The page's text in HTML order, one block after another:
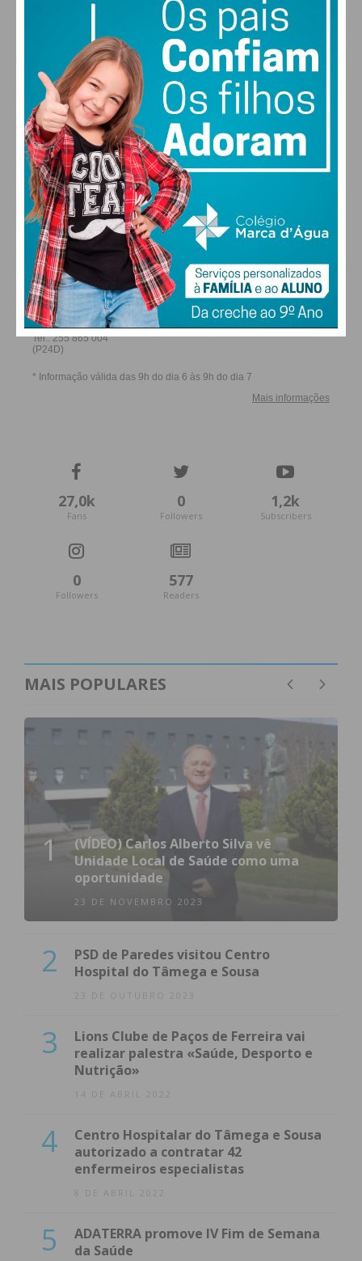
SEX SÁB
27°
DOM
29
SEG
FARMACIAS DE SERVIÇO EM PAÇOS DE
FERREIRA
27,0k
Fans
0
Followers
1,2k
Subscribers
0
Followers
577
Readers
MAIS POPULARES
1
(VÍDEO) Carlos Alberto Silva vê
Unidade Local de Saúde como uma
oportunidade
23 DE NOVEMBRO 2023
2
PSD de Paredes visitou Centro
Hospital do Tâmega e Sousa
23 DE OUTUBRO 2023
3
Lions Clube de Paços de Ferreira vai
realizar palestra «Saúde, Desporto e
Nutrição»
14 DE ABRIL 2022
4
Centro Hospitalar do Tâmega e Sousa
autorizado a contratar 42
enfermeiros especialistas
8 DE ABRIL 2022
5
ADATERRA promove IV Fim de Semana
da Saúde